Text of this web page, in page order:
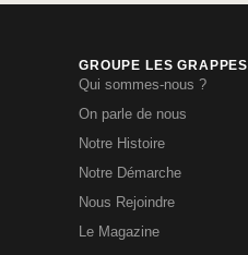
GROUPE LES GRAPPES
Qui sommes-nous ?
On parle de nous
Notre Histoire
Notre Démarche
Nous Rejoindre
Le Magazine